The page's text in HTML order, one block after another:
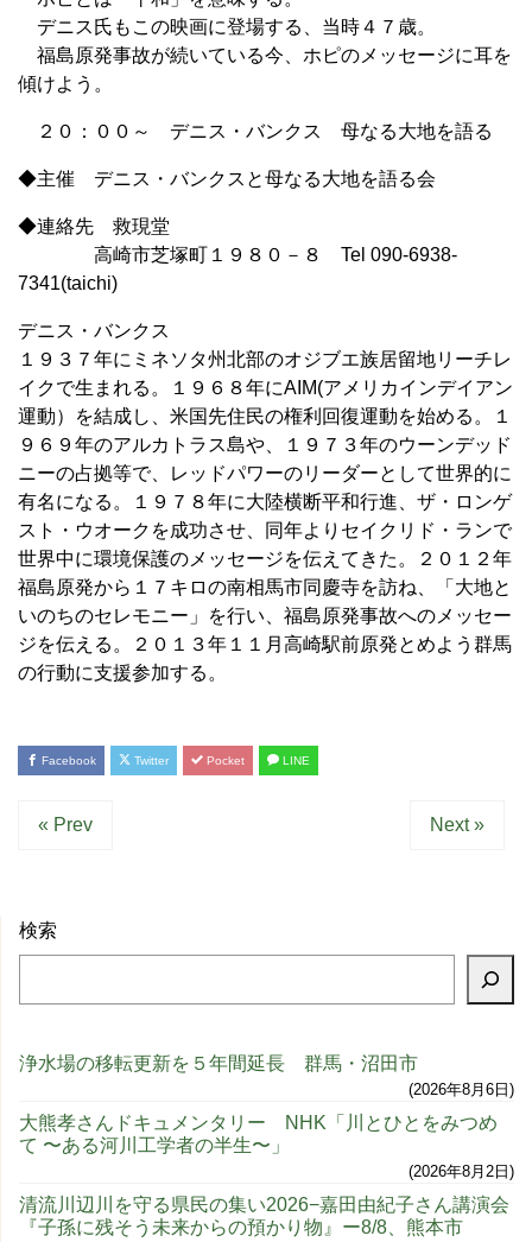
デニス氏もこの映画に登場する、当時４７歳。
福島原発事故が続いている今、ホピのメッセージに耳を
傾けよう。
２０：００～ デニス・バンクス 母なる大地を語る
◆主催 デニス・バンクスと母なる大地を語る会
◆連絡先 救現堂
高崎市芝塚町１９８０－８ Tel 090-6938-
7341(taichi)
デニス・バンクス
１９３７年にミネソタ州北部のオジブエ族居留地リーチレ
イクで生まれる。１９６８年にAIM(アメリカインデイアン
運動）を結成し、米国先住民の権利回復運動を始める。１
９６９年のアルカトラス島や、１９７３年のウーンデッド
ニーの占拠等で、レッドパワーのリーダーとして世界的に
有名になる。１９７８年に大陸横断平和行進、ザ・ロンゲ
スト・ウオークを成功させ、同年よりセイクリド・ランで
世界中に環境保護のメッセージを伝えてきた。２０１２年
福島原発から１７キロの南相馬市同慶寺を訪ね、「大地と
いのちのセレモニー」を行い、福島原発事故へのメッセー
ジを伝える。２０１３年１１月高崎駅前原発とめよう群馬
の行動に支援参加する。
Facebook Twitter Pocket LINE
« Prev Next »
検索
浄水場の移転更新を５年間延長 群馬・沼田市
2026年8月6日
大熊孝さんドキュメンタリー NHK「川とひとをみつめ
て 〜ある河川工学者の半生〜」
2026年8月2日
清流川辺川を守る県民の集い2026−嘉田由紀子さん講演会
『子孫に残そう未来からの預かり物』ー8/8、熊本市